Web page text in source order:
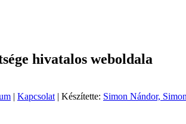
hivatalos weboldala
| Kapcsolat | Készítette: Simon Nándor,